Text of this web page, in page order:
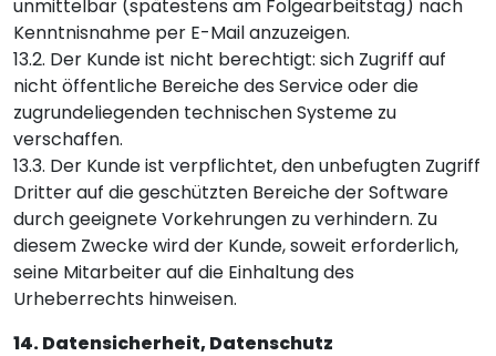
unmittelbar (spätestens am Folgearbeitstag) nach
Kenntnisnahme per E-Mail anzuzeigen.
13.2. Der Kunde ist nicht berechtigt: sich Zugriff auf
nicht öffentliche Bereiche des Service oder die
zugrundeliegenden technischen Systeme zu
verschaffen.
13.3. Der Kunde ist verpflichtet, den unbefugten Zugriff
Dritter auf die geschützten Bereiche der Software
durch geeignete Vorkehrungen zu verhindern. Zu
diesem Zwecke wird der Kunde, soweit erforderlich,
seine Mitarbeiter auf die Einhaltung des
Urheberrechts hinweisen.
14. Datensicherheit, Datenschutz